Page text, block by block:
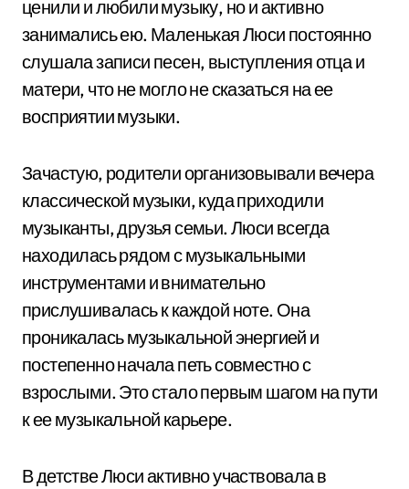
ценили и любили музыку, но и активно
занимались ею. Маленькая Люси постоянно
слушала записи песен, выступления отца и
матери, что не могло не сказаться на ее
восприятии музыки.
Зачастую, родители организовывали вечера
классической музыки, куда приходили
музыканты, друзья семьи. Люси всегда
находилась рядом с музыкальными
инструментами и внимательно
прислушивалась к каждой ноте. Она
проникалась музыкальной энергией и
постепенно начала петь совместно с
взрослыми. Это стало первым шагом на пути
к ее музыкальной карьере.
В детстве Люси активно участвовала в